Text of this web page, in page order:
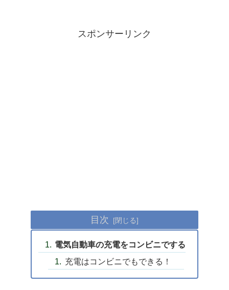
スポンサーリンク
目次
電気自動車の充電をコンビニでする
充電はコンビニでもできる！